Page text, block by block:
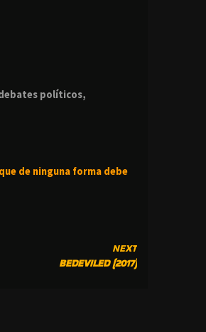
políticos,
de ninguna forma debe
NEXT
BEDEVILED (2017)